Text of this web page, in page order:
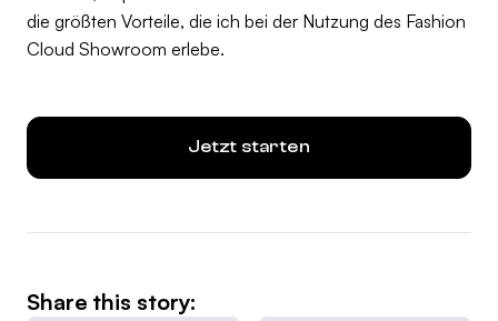
die größten Vorteile, die ich bei der Nutzung des Fashion
Cloud Showroom erlebe.
Jetzt starten
Share this story: